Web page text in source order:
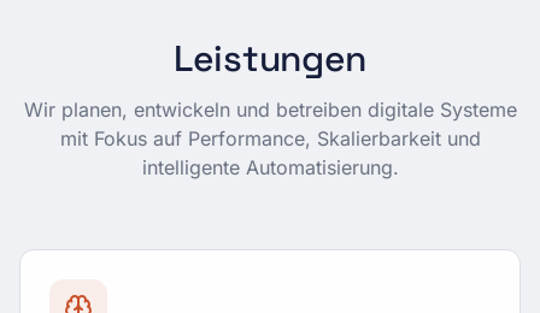
Leistungen
Wir planen, entwickeln und betreiben digitale Systeme
mit Fokus auf Performance, Skalierbarkeit und
intelligente Automatisierung.